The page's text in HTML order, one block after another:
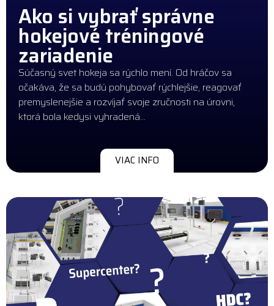
Ako si vybrať správne
hokejové tréningové
zariadenie
Súčasný svet hokeja sa rýchlo mení. Od hráčov sa
očakáva, že sa budú pohybovať rýchlejšie, reagovať
premyslenejšie a rozvíjať svoje zručnosti na úrovni,
ktorá bola kedysi vyhradená…
VIAC INFO